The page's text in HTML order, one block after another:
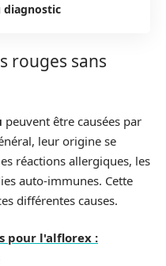
diagnostic
rouges sans
peuvent être causées par
leur origine se
réactions allergiques, les
auto-immunes. Cette
différentes causes.
pour l'alflorex :